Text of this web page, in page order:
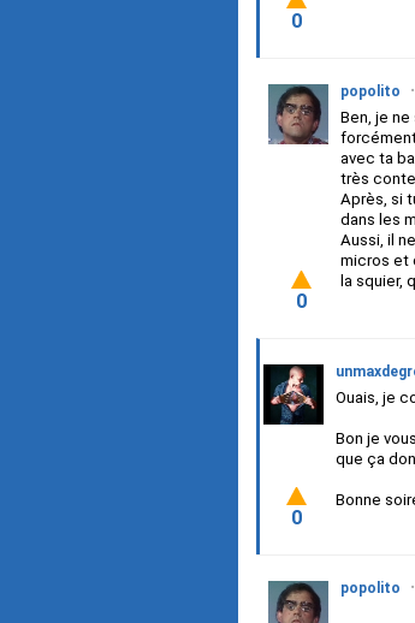
0
popolito •
Ben, je
avec ta
très
Après, si
dans les
Aussi, il
micros et
la squier,
0
Ouais, je
Bon je
que ça
Bonne
0
popolito •